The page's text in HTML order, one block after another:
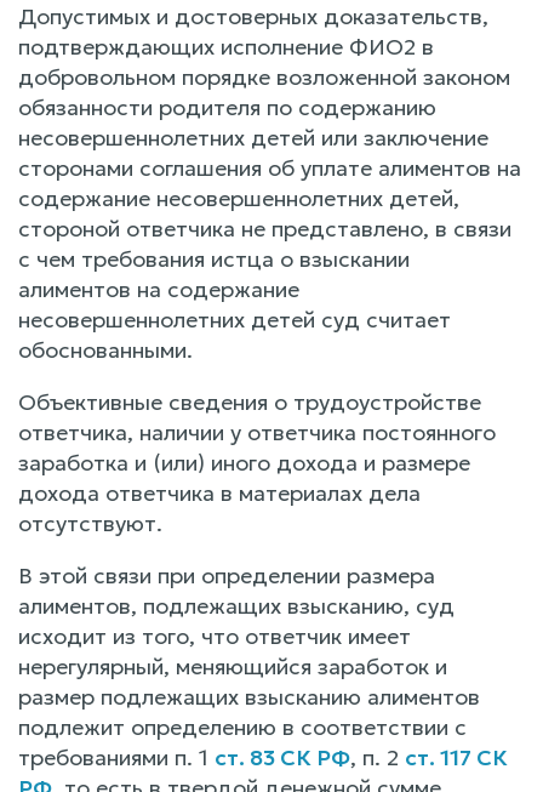
Допустимых и достоверных доказательств,
подтверждающих исполнение ФИО2 в
добровольном порядке возложенной законом
обязанности родителя по содержанию
несовершеннолетних детей или заключение
сторонами соглашения об уплате алиментов на
содержание несовершеннолетних детей,
стороной ответчика не представлено, в связи
с чем требования истца о взыскании
алиментов на содержание
несовершеннолетних детей суд считает
обоснованными.
Объективные сведения о трудоустройстве
ответчика, наличии у ответчика постоянного
заработка и (или) иного дохода и размере
дохода ответчика в материалах дела
отсутствуют.
В этой связи при определении размера
алиментов, подлежащих взысканию, суд
исходит из того, что ответчик имеет
нерегулярный, меняющийся заработок и
размер подлежащих взысканию алиментов
подлежит определению в соответствии с
требованиями п. 1 ст. 83 СК РФ, п. 2 ст. 117 СК